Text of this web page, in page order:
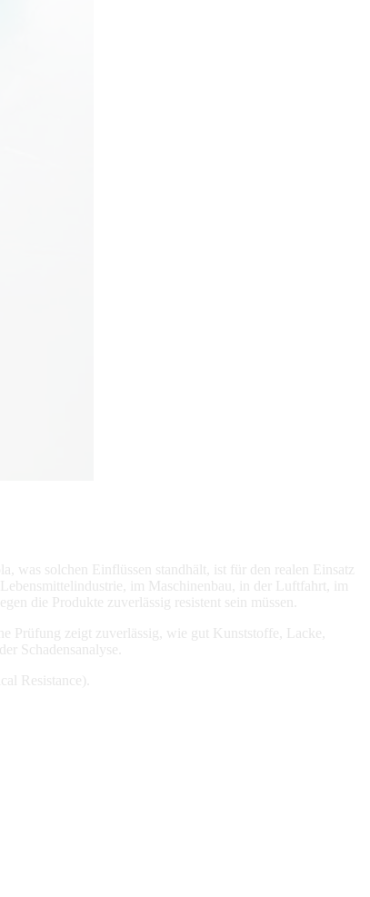
was solchen Einflüssen standhält, ist für den realen Einsatz
im Maschinenbau, in der Luftfahrt, im
die Produkte zuverlässig resistent sein müssen.
Prüfung zeigt zuverlässig, wie gut Kunststoffe, Lacke,
Schadensanalyse.
Resistance).